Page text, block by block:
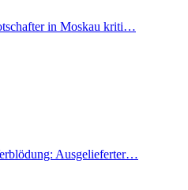
in Moskau kriti…
Ausgelieferter…